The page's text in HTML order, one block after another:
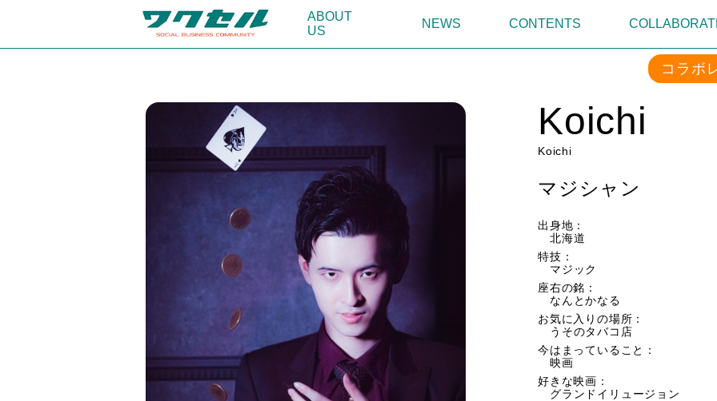
ABOUT
US
NEWS CONTENTS
コラボ
Koichi
Koichi
マジシャン
出身地：
北海道
特技：
マジック
座右の銘：
なんとかなる
お気に入りの場所：
うそのタバコ店
今はまっていること：
映画
好きな映画：
グランドイリュージョン